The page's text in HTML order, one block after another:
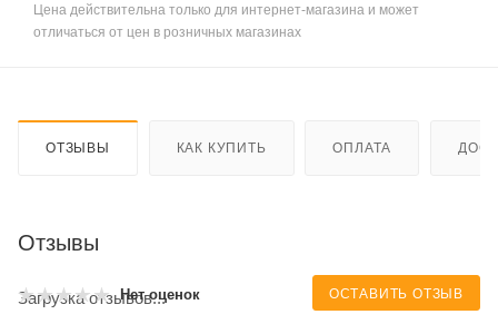
Цена действительна только для интернет-магазина и может
отличаться от цен в розничных магазинах
ОТЗЫВЫ КАК КУПИТЬ ОПЛАТА
Отзывы
Нет оценок ОСТАВИТЬ ОТЗЫВ
Загрузка отзывов...